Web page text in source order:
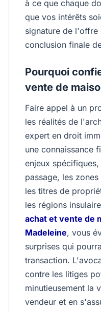
à ce que chaque
que vos intérêts
signature de
conclusion finale
Pourquoi
vente de
Faire appel à un
les réalités de
expert en droit
une connaissance
enjeux
passage, les
les titres de
les régions
achat et vente de
Madeleine, vous
surprises qui
transaction.
contre les litiges
minutieusement la
vendeur et en